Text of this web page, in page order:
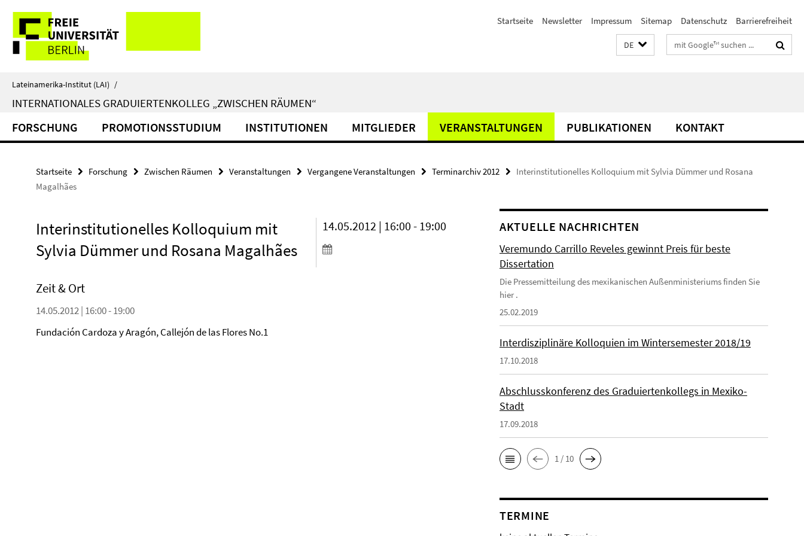
direkt
Inhalt
Service-
Navigation
Startseite Newsletter Impressum Sitemap Datenschutz Barrierefreiheit
DE Suchbegriffe
Lateinamerika-Institut (LAI) /
INTERNATIONALES GRADUIERTENKOLLEG „ZWISCHEN RÄUMEN“
FORSCHUNG PROMOTIONSSTUDIUM INSTITUTIONEN MITGLIEDER VERANSTALTUNGEN PUBLIKATIONEN KONTAKT
Startseite Forschung Zwischen Räumen Veranstaltungen Vergangene Veranstaltungen Terminarchiv 2012
Interinstitutionelles Kolloquium mit Sylvia Dümmer und Rosana
Magalhães
Interinstitutionelles Kolloquium mit
Sylvia Dümmer und Rosana Magalhães
14.05.2012 | 16:00 - 19:00
Zeit & Ort
14.05.2012 | 16:00 - 19:00
Fundación Cardoza y Aragón, Callejón de las Flores No.1
AKTUELLE NACHRICHTEN
Veremundo Carrillo Reveles gewinnt Preis für beste
Dissertation
Die Pressemitteilung des mexikanischen Außenministeriums finden Sie
hier .
25.02.2019
Interdisziplinäre Kolloquien im Wintersemester 2018/19
17.10.2018
Abschlusskonferenz des Graduiertenkollegs in Mexiko-
Stadt
17.09.2018
1 / 10
TERMINE